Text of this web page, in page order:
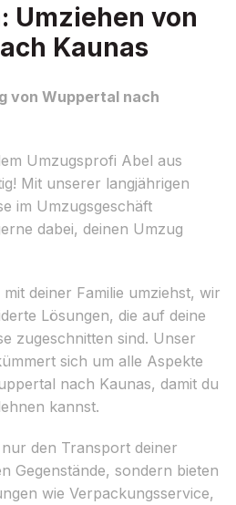
Umziehen von
Kaunas
von Wuppertal nach
Umzugsprofi Abel aus
Mit unserer langjährigen
im Umzugsgeschäft
dabei, deinen Umzug
deiner Familie umziehst, wir
Lösungen, die auf deine
zugeschnitten sind. Unser
sich um alle Aspekte
nach Kaunas, damit du
kannst.
den Transport deiner
Gegenstände, sondern bieten
wie Verpackungsservice,